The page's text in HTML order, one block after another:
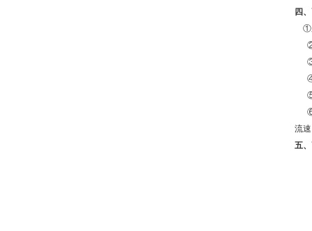
四
①
流
五